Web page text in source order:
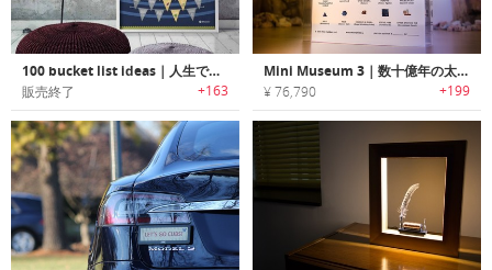
100 bucket list ideas｜人生で試したい100のことが書かれたスクラッチポスター
販売終了 +163
Mini Museum 3｜数十億年の太古のロマン・科学・歴史が詰まった卓上コレクション「ミニミュージアム3」
¥ 76,790 +199